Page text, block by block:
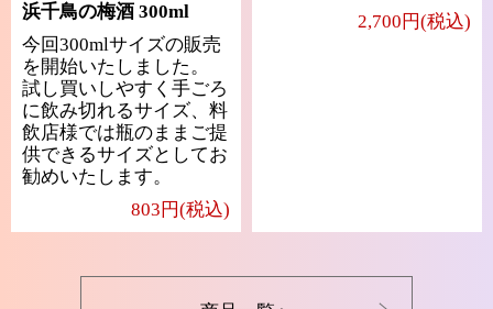
浜千鳥の梅酒 300ml
今回300mlサイズの販売
を開始いたしました。
試し買いしやすく手ごろ
に飲み切れるサイズ、料
飲店様では瓶のままご提
供できるサイズとしてお
勧めいたします。
803円(税込)
2,700円(税込)